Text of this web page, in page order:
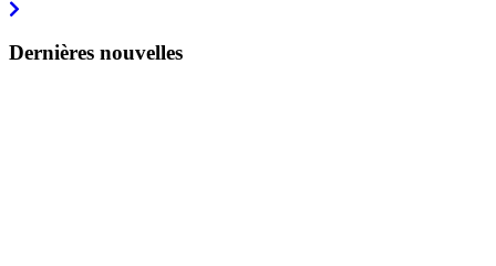
Dernières nouvelles